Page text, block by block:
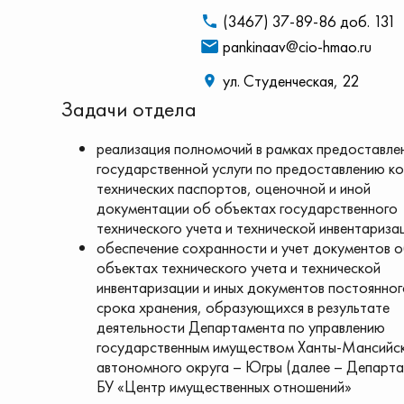
(3467) 37-89-86 доб. 131
pankinaav@cio-hmao.ru
ул. Студенческая, 22
Задачи отдела
реализация полномочий в рамках
государственной услуги по предоставлению
технических паспортов, оценочной и иной
документации об объектах государственного
технического учета и технической
обеспечение сохранности и учет документов
объектах технического учета и технической
инвентаризации и иных документов
срока хранения, образующихся в результате
деятельности Департамента по управлению
государственным имуществом Ханты-
автономного округа – Югры (далее –
БУ «Центр имущественных отношений»